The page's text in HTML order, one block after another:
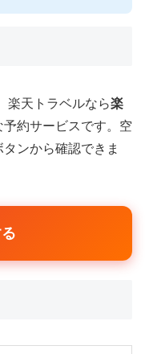
楽天トラベルなら楽
予約サービスです。空
ンから確認できま